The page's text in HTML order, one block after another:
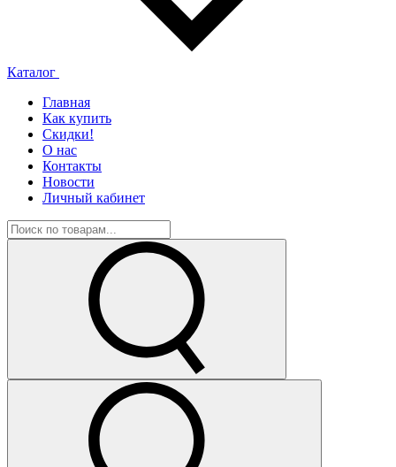
Каталог
Главная
Как купить
Скидки!
О нас
Контакты
Новости
Личный кабинет